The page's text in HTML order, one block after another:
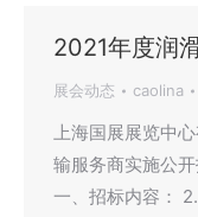
2021年度润
展会动态 caolina
上海国展展览中
输服务商实施公
一、招标内容：